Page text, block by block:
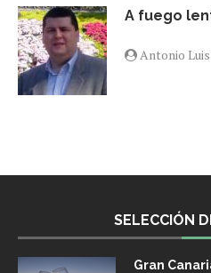
A fuego
Antonio
SELECCIÓN
Gran